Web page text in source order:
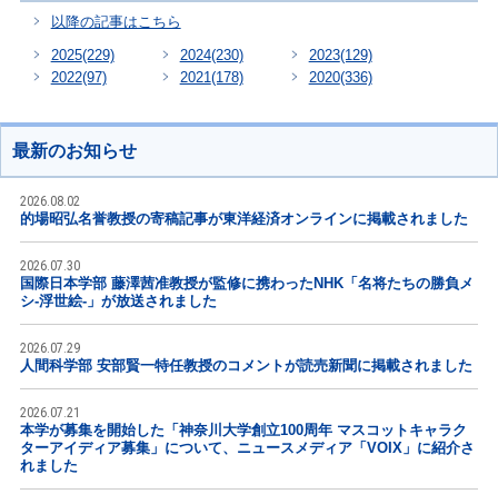
以降の記事はこちら
2025(229) 2024(230) 2023(129)
2022(97) 2021(178) 2020(336)
最新のお知らせ
2026.08.02
的場昭弘名誉教授の寄稿記事が東洋経済オンラインに掲載されました
2026.07.30
国際日本学部 藤澤茜准教授が監修に携わったNHK「名将たちの勝負メ
シ-浮世絵-」が放送されました
2026.07.29
人間科学部 安部賢一特任教授のコメントが読売新聞に掲載されました
2026.07.21
本学が募集を開始した「神奈川大学創立100周年 マスコットキャラク
ターアイディア募集」について、ニュースメディア「VOIX」に紹介さ
れました